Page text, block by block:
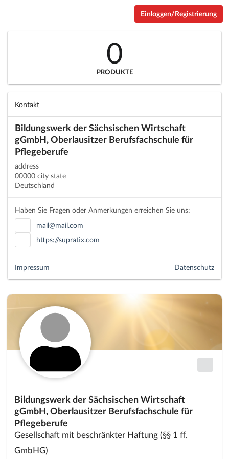
Einloggen/Registrierung
Bildungswerk der Sächsischen Wirtschaft
gGmbH, Oberlausitzer Berufsfachschule für
Pflegeberufe
Gesellschaft mit beschränkter Haftung (§§ 1 ff.
GmbHG)
0
PRODUKTE
Kontakt
Bildungswerk der Sächsischen Wirtschaft
gGmbH, Oberlausitzer Berufsfachschule für
Pflegeberufe
address
00000 city state
Deutschland
Haben Sie Fragen oder Anmerkungen erreichen Sie uns:
mail@mail.com
https://supratix.com
Datenschutz
Impressum